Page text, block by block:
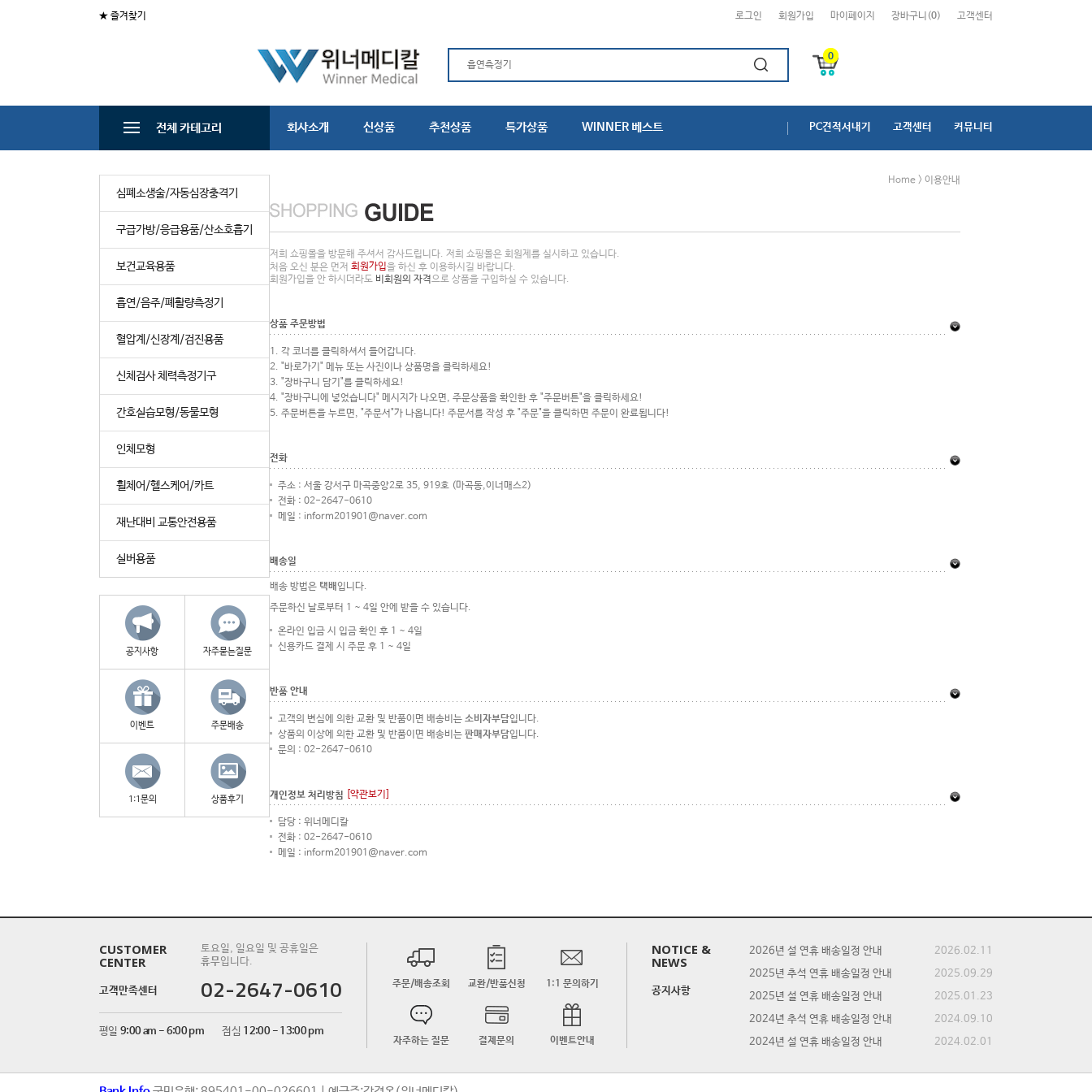
★ 즐겨찾기 로그인 회원가입 마이페이지 장바구니(0) 고객센터
0
전체 카테고리 회사소개 신상품 추천상품 특가상품 WINNER 베스트 PC견적서내기 고객센터 커뮤니티
심폐소생술/자동심장충격기
구급가방/응급용품/산소호흡기
보건교육용품
흡연/음주/폐활량측정기
혈압계/신장계/검진용품
신체검사 체력측정기구
간호실습모형/동물모형
인체모형
휠체어/헬스케어/카트
재난대비 교통안전용품
실버용품
공지사항 자주묻는질문
이벤트 주문배송
1:1문의 상품후기
Home > 이용안내
저희 쇼핑몰을 방문해 주셔서 감사드립니다. 저희 쇼핑몰은 회원제를 실시하고 있습니다.
처음 오신 분은 먼저 회원가입을 하신 후 이용하시길 바랍니다.
회원가입을 안 하시더라도 비회원의 자격으로 상품을 구입하실 수 있습니다.
상품 주문방법
1. 각 코너를 클릭하셔서 들어갑니다.
2. "바로가기" 메뉴 또는 사진이나 상품명을 클릭하세요!
3. "장바구니 담기"를 클릭하세요!
4. "장바구니에 넣었습니다" 메시지가 나오면, 주문상품을 확인한 후 "주문버튼"을 클릭하세요!
5. 주문버튼을 누르면, "주문서"가 나옵니다! 주문서를 작성 후 "주문"을 클릭하면 주문이 완료됩니다!
전화
주소 : 서울 강서구 마곡중앙2로 35, 919호 (마곡동,이너매스2)
전화 : 02-2647-0610
메일 : inform201901@naver.com
배송일
배송 방법은 택배 입니다.
주문하신 날로부터 1 ~ 4일 안에 받을 수 있습니다.
온라인 입금 시 입금 확인 후 1 ~ 4일
신용카드 결제 시 주문 후 1 ~ 4일
반품 안내
고객의 변심에 의한 교환 및 반품이면 배송비는 소비자부담입니다.
상품의 이상에 의한 교환 및 반품이면 배송비는 판매자부담입니다.
문의 : 02-2647-0610
개인정보 처리방침 [약관보기]
담당 : 위너메디칼
전화 : 02-2647-0610
메일 : inform201901@naver.com
CUSTOMER
CENTER
고객만족센터
토요일, 일요일 및 공휴일은
휴무입니다.
02-2647-0610
평일 9:00 am - 6:00 pm 점심 12:00 - 13:00 pm
주문/배송조회 교환/반품신청 1:1 문의하기
자주하는 질문 결제문의 이벤트안내
NOTICE &
NEWS
공지사항
2026년 설 연휴 배송일정 안내
2026.02.11
2025년 추석 연휴 배송일정 안내
2025.09.29
2025년 설 연휴 배송일정 안내
2025.01.23
2024년 추석 연휴 배송일정 안내
2024.09.10
2024년 설 연휴 배송일정 안내
2024.02.01